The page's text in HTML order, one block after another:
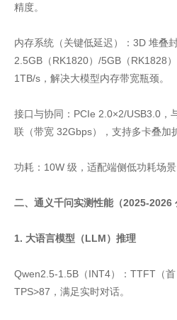
精度。
内存系统（关键低延迟）：3D 堆叠
2.5GB（RK1820）/5GB（RK1828
1TB/s，解决大模型内存带宽瓶颈。
接口与协同：PCIe 2.0×2/USB3.0，
联（带宽 32Gbps），支持多卡叠加
功耗：10W 级，适配端侧低功耗场景
二、通义千问实测性能（2025-2026
1. 大语言模型（LLM）推理
Qwen2.5-1.5B（INT4）：TTFT（首
TPS>87，满足实时对话。